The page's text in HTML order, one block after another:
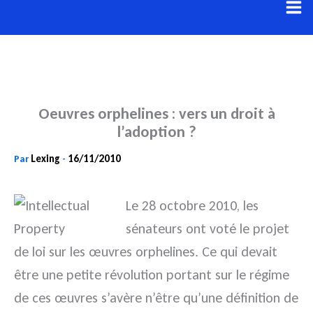
au
Oeuvres orphelines : vers un droit à
l’adoption ?
Par Lexing - 16/11/2010
Le 28 octobre 2010, les
sénateurs ont voté le projet
de loi sur les œuvres orphelines. Ce qui devait
être une petite révolution portant sur le régime
de ces œuvres s’avère n’être qu’une définition de